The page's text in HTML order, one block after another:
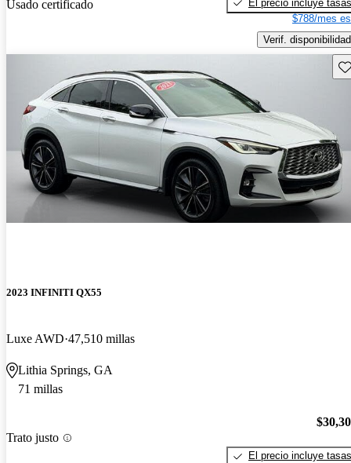
Usado certificado
El precio incluye tasas
$788/mes
Verif. disponibilidad
2023 INFINITI QX55
Luxe AWD 47,510 millas
Lithia Springs, GA
71 millas
Trato justo
El precio incluye tasas